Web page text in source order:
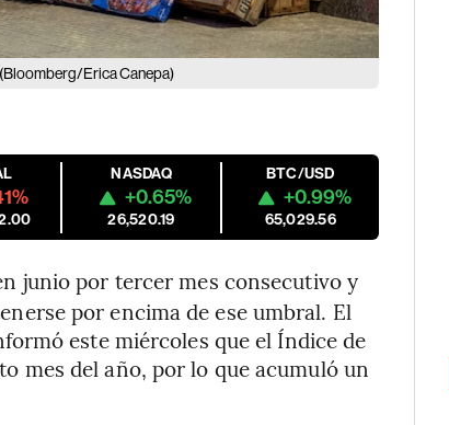
(Bloomberg/Erica Canepa)
NASDAQ
+0.65%
26,520.19
BTC/USD
+0.99%
65,029.56
junio por tercer mes consecutivo y
por encima de ese umbral. El
este miércoles que el Índice de
mes del año, por lo que acumuló un